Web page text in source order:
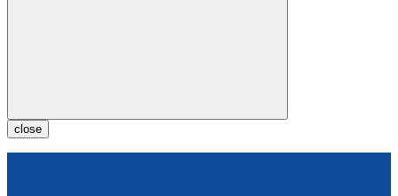
close